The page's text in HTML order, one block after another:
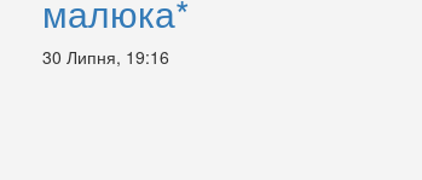
малюка*
30 Липня, 19:16